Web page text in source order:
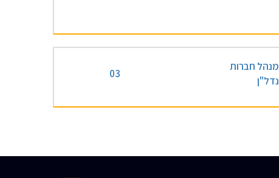
מנהל חברות
נדל"ן
03